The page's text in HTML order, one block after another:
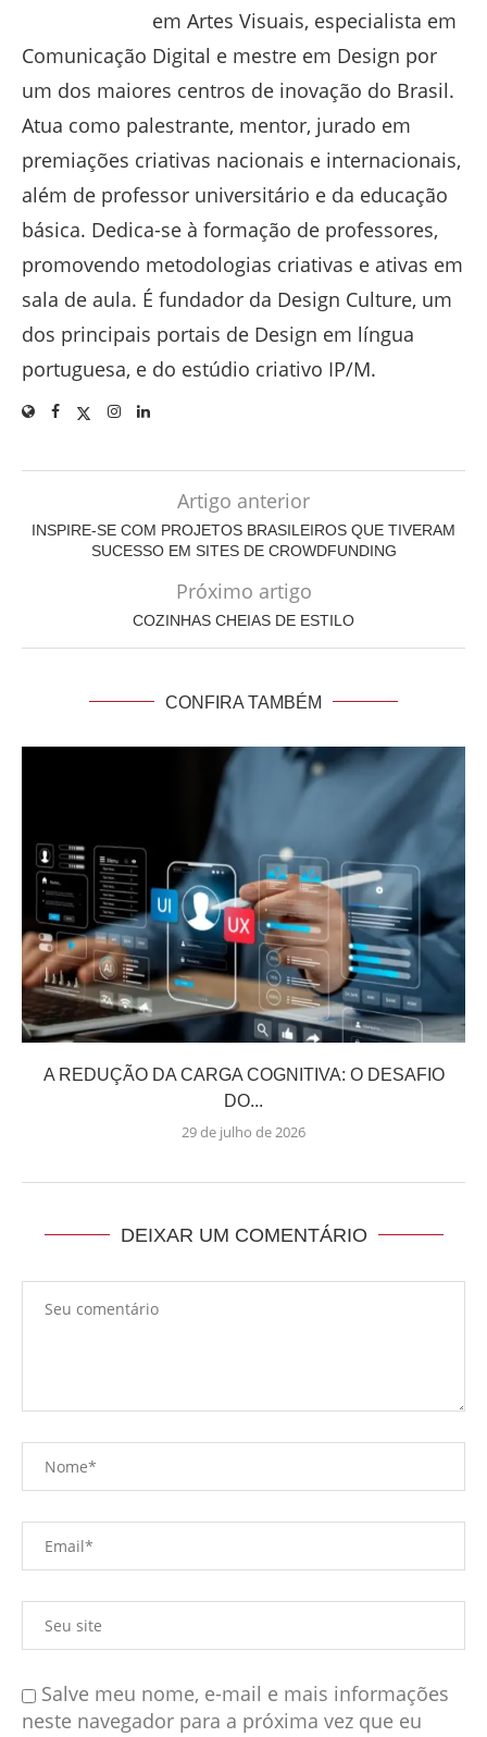
em Artes Visuais, especialista em
Comunicação Digital e mestre em Design por
um dos maiores centros de inovação do Brasil.
Atua como palestrante, mentor, jurado em
premiações criativas nacionais e internacionais,
além de professor universitário e da educação
básica. Dedica-se à formação de professores,
promovendo metodologias criativas e ativas em
sala de aula. É fundador da Design Culture, um
dos principais portais de Design em língua
portuguesa, e do estúdio criativo IP/M.
Artigo anterior
INSPIRE-SE COM PROJETOS BRASILEIROS QUE TIVERAM
SUCESSO EM SITES DE CROWDFUNDING
Próximo artigo
COZINHAS CHEIAS DE ESTILO
CONFIRA TAMBÉM
A REDUÇÃO DA CARGA COGNITIVA: O DESAFIO
DO...
29 de julho de 2026
DEIXAR UM COMENTÁRIO
Salve meu nome, e-mail e mais informações
neste navegador para a próxima vez que eu